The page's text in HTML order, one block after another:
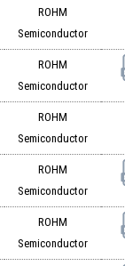
ROHM
Semiconductor
ROHM
Semiconductor
ROHM
Semiconductor
ROHM
Semiconductor
ROHM
Semiconductor